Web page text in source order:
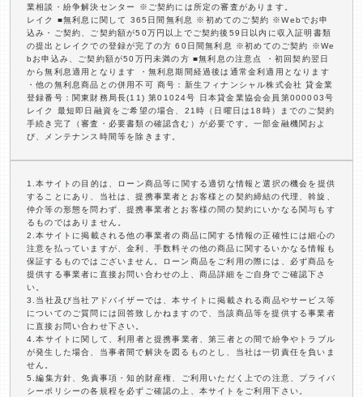
業相談・紛争解決センター ※ご契約には所定の審査があります。
レイク ■無利息に関して 365日間無利息 ※初めてのご契約 ※Webでお申
込み・ご契約、ご契約額が50万円以上でご契約後59日以内に収入証明書類
の提出とレイクでの登録が完了の方 60日間無利息 ※初めてのご契約 ※We
bお申込み、ご契約額が50万円未満の方 ■無利息の注意点 ・初回契約翌日
から無利息適用となります ・無利息期間経過後は通常金利適用となります
・他の無利息商品との併用不可 商号：新生フィナンシャル株式会社 貸金業
登録番号：関東財務局長(11) 第01024号 日本貸金業協会会員第000003号
レイク 最短即日融資をご希望の場合、21時（日曜日は18時）までのご契約
手続き完了（審査・必要書類の確認含む）が必要です。一部金融機関およ
び、メンテナンス時間等を除きます。
1.本サイトの目的は、ローン商品等に関する適切な情報と選択の機会を提供
することにあり、当社は、提携事業者とお客様との契約締結の代理、斡旋、
仲介等の形態を問わず、提携事業者とお客様の間の契約にいかなる関与もす
るものではありません。
2.本サイトに掲載される他の事業者の商品に関する情報の正確性には細心の
注意を払っていますが、金利、手数料その他の商品に関するいかなる情報も
保証するものではございません。ローン商品をご利用の際には、必ず商品を
提供する事業者に直接お問い合わせの上、商品詳細をご自身でご確認下さ
い。
3.当社及び当社アドバイザーでは、本サイトに掲載される商品やサービス等
についてのご質問には回答致しかねますので、当該商品等を提供する事業者
に直接お問い合わせ下さい。
4.本サイトに関して、利用者と提携事業者、第三者との間で紛争やトラブル
が発生した場合、当事者間で解決を図るものとし、当社は一切責任を負いま
せん。
5.編集方針、免責事項・知的財産権、ご利用いただく上での注意、プライバ
シーポリシーの各規程を必ずご確認の上、本サイトをご利用下さい。